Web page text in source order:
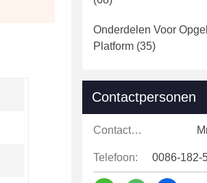
Onderdelen Voor
Platform (35)
Contactpersonen
Contactpersonen:
Telefoon: 0086-182-